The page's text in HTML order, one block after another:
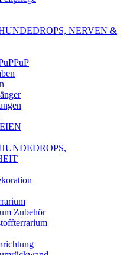
NERVEN &
Zubehör